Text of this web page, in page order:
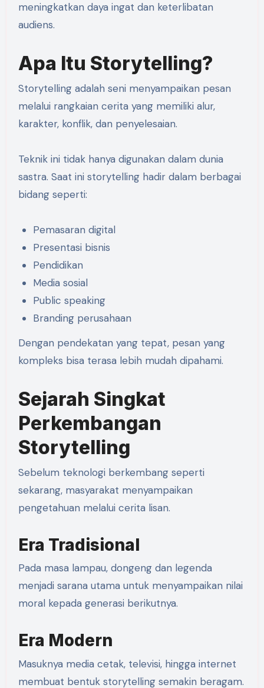
meningkatkan daya ingat dan keterlibatan
audiens.
Apa Itu Storytelling?
Storytelling adalah seni menyampaikan pesan
melalui rangkaian cerita yang memiliki alur,
karakter, konflik, dan penyelesaian.
Teknik ini tidak hanya digunakan dalam dunia
sastra. Saat ini storytelling hadir dalam berbagai
bidang seperti:
Pemasaran digital
Presentasi bisnis
Pendidikan
Media sosial
Public speaking
Branding perusahaan
Dengan pendekatan yang tepat, pesan yang
kompleks bisa terasa lebih mudah dipahami.
Sejarah Singkat
Perkembangan
Storytelling
Sebelum teknologi berkembang seperti
sekarang, masyarakat menyampaikan
pengetahuan melalui cerita lisan.
Era Tradisional
Pada masa lampau, dongeng dan legenda
menjadi sarana utama untuk menyampaikan nilai
moral kepada generasi berikutnya.
Era Modern
Masuknya media cetak, televisi, hingga internet
membuat bentuk storytelling semakin beragam.